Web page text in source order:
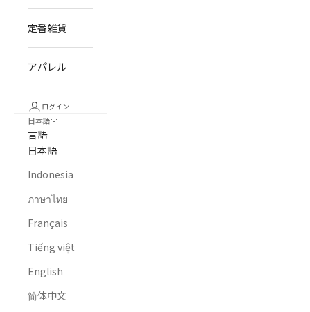
定番雑貨
アパレル
ログイン
日本語
言語
日本語
Indonesia
ภาษาไทย
Français
Tiếng việt
English
简体中文